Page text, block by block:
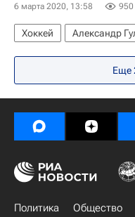
6 марта 2020, 13:58 950
Хоккей Александр
Еще
Политика Общество